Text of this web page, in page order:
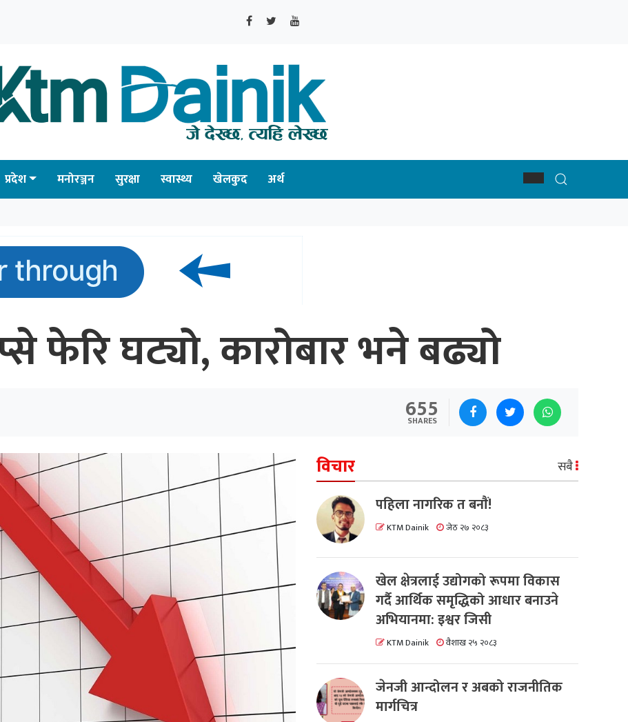
प्रदेश मनोरञ्जन सुरक्षा स्वास्थ्य खेलकुद अर्थ
फेरि घट्यो, कारोबार भने बढ्यो
655
SHARES
विचार सबै
पहिला नागरिक त बनाैं!
KTM Dainik जेठ २७ २०८३
खेल क्षेत्रलाई उद्योगको रूपमा विकास
गर्दै आर्थिक समृद्धिको आधार बनाउने
अभियानमा: इश्वर जिसी
KTM Dainik वैशाख २५ २०८३
जेनजी आन्दोलन र अबको राजनीतिक
मार्गचित्र